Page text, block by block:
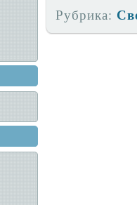
Рубрика: